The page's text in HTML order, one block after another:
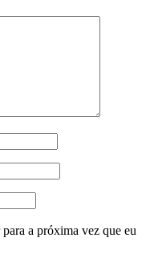
a próxima vez que eu